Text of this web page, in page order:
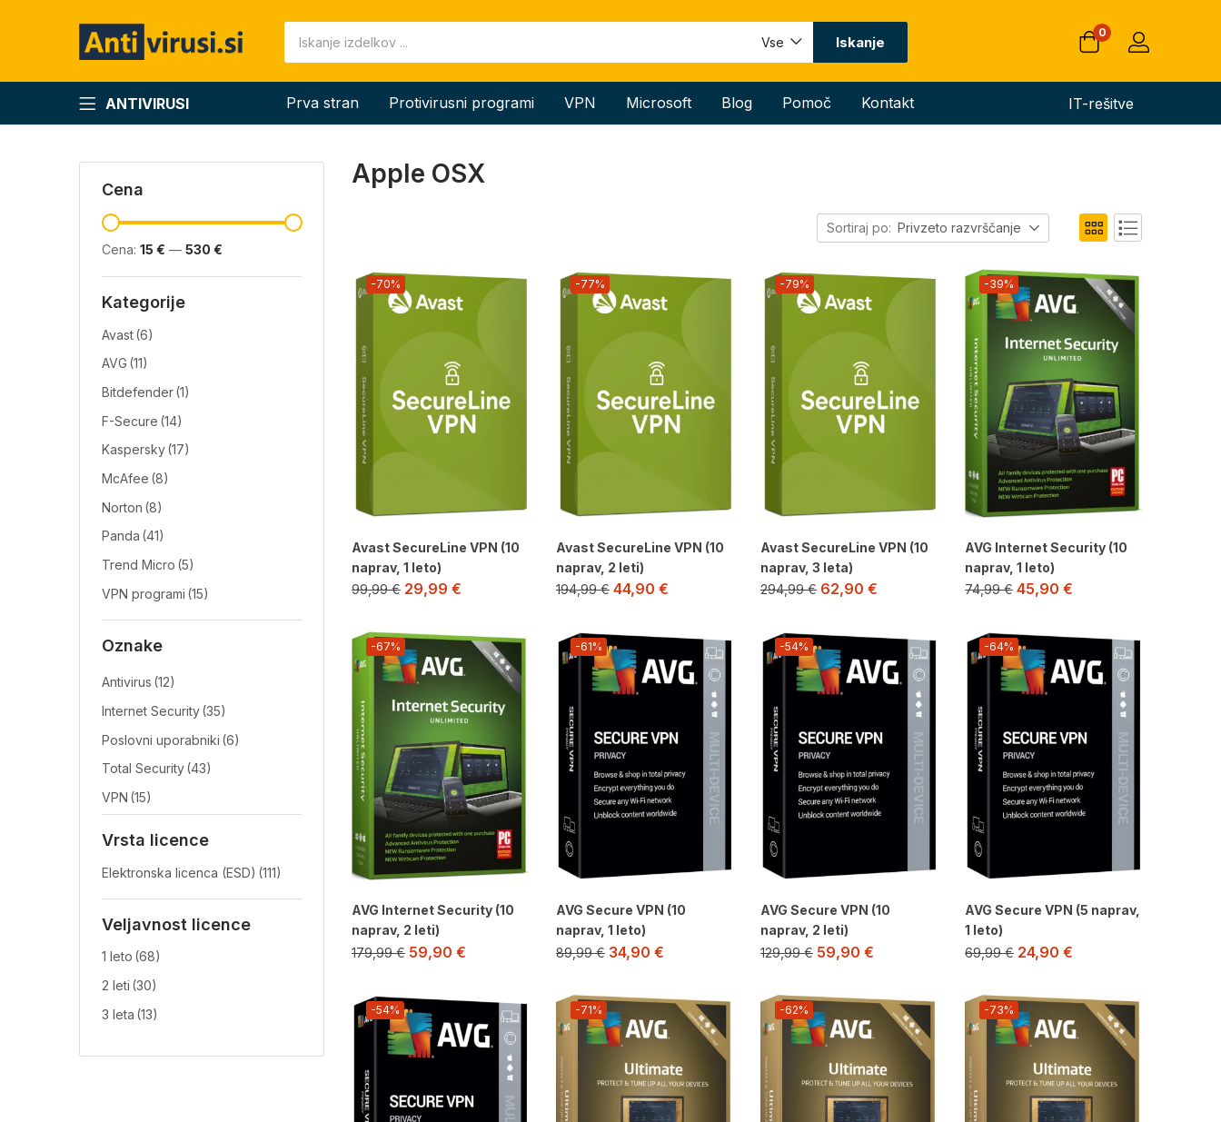
Vse Iskanje
0
ANTIVIRUSI Prva stran Protivirusni programi VPN Microsoft Blog Pomoč Kontakt IT-rešitve
Cena
Cena: 15 € — 530 €
Kategorije
Avast(6)
AVG (11)
Bitdefender(1)
F-Secure (14)
Kaspersky(17)
McAfee (8)
Norton (8)
Panda (41)
Trend Micro (5)
VPN programi (15)
Oznake
Antivirus (12)
Internet Security(35)
Poslovni uporabniki (6)
Total Security(43)
VPN (15)
Vrsta licence
Elektronska licenca (ESD) (111)
Veljavnost licence
1 leto (68)
2 leti (30)
3 leta (13)
Apple OSX
Sortiraj po: Privzeto razvrščanje
-70%
Avast SecureLine VPN (10
naprav, 1 leto)
99,99€ 29,99 €
-77%
Avast SecureLine VPN (10
naprav, 2 leti)
194,99€ 44,90 €
-79%
Avast SecureLine VPN (10
naprav, 3 leta)
294,99€ 62,90 €
-39%
AVG Internet Security (10
naprav, 1 leto)
74,99€ 45,90 €
-67%
AVG Internet Security (10
naprav, 2 leti)
179,99€ 59,90 €
-61%
AVG Secure VPN (10
naprav, 1 leto)
89,99€ 34,90 €
-54%
AVG Secure VPN (10
naprav, 2 leti)
129,99€ 59,90 €
-64%
AVG Secure VPN (5 naprav,
1 leto)
69,99€ 24,90 €
-54% -71% -62% -73%